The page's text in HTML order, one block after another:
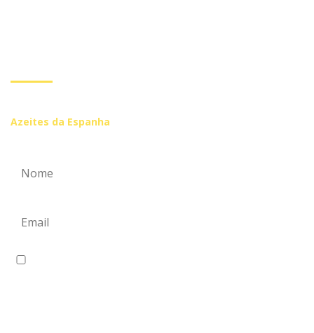
Azeites da Espanha